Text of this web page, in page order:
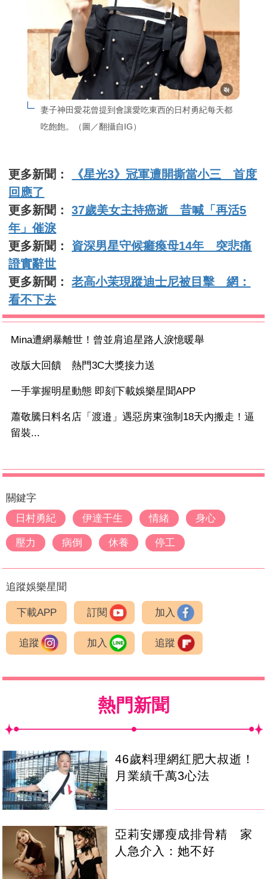
妻子神田愛花曾提到會讓愛吃東西的日村勇紀每天都
吃飽飽。（圖／翻攝自IG）
更多新聞：
《星光3》冠軍遭開撕當小三 首度
回應了
更多新聞：37歲美女主持癌逝 昔喊「再活5
年」催淚
更多新聞： 資深男星守候癱瘓母14年 突悲痛
證實辭世
更多新聞：老高小茉現蹤迪士尼被目擊 網：
看不下去
Mina遭網暴離世！曾並肩追星路人淚憶暖舉
改版大回饋 熱門3C大獎接力送
一手掌握明星動態 即刻下載娛樂星聞APP
蕭敬騰日料名店「渡邉」遇惡房東強制18天內搬走！逼
留裝...
關鍵字
日村勇紀
伊達干生 情緒 身心
壓力 病倒 休養 停工
追蹤娛樂星聞
下載APP 訂閱 加入
追蹤 加入 追蹤
熱門新聞
46歲料理網紅肥大叔逝！
月業績千萬3心法
亞莉安娜瘦成排骨精 家
人急介入：她不好